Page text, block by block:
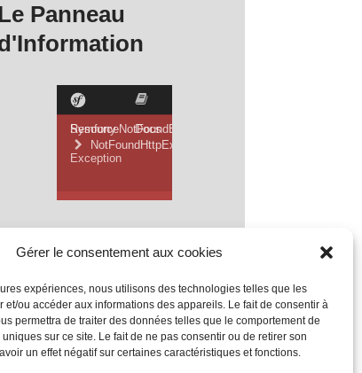
Gérer le consentement aux cookies
expériences, nous utilisons des technologies telles que les
et/ou accéder aux informations des appareils. Le fait de consentir à
permettra de traiter des données telles que le comportement de
sur ce site. Le fait de ne pas consentir ou de retirer son
un effet négatif sur certaines caractéristiques et fonctions.
Panneau
Mentions Légales